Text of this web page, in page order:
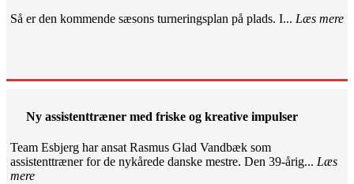
Så er den kommende sæsons turneringsplan på plads. I... Læs mere
Ny assistenttræner med friske og kreative impulser
Team Esbjerg har ansat Rasmus Glad Vandbæk som
assistenttræner for de nykårede danske mestre. Den 39-årig... Læs
mere